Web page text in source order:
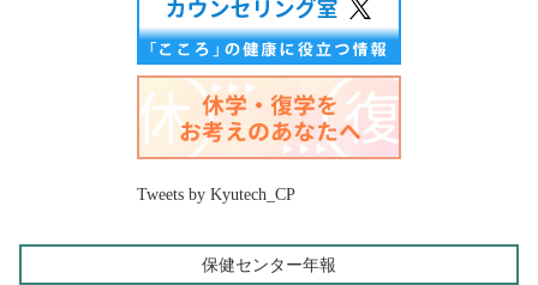
Tweets by Kyutech_CP
保健センター年報